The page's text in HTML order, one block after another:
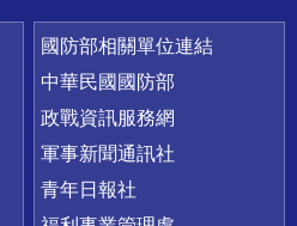
國防部相關單位連結
中華民國國防部
政戰資訊服務網
軍事新聞通訊社
青年日報社